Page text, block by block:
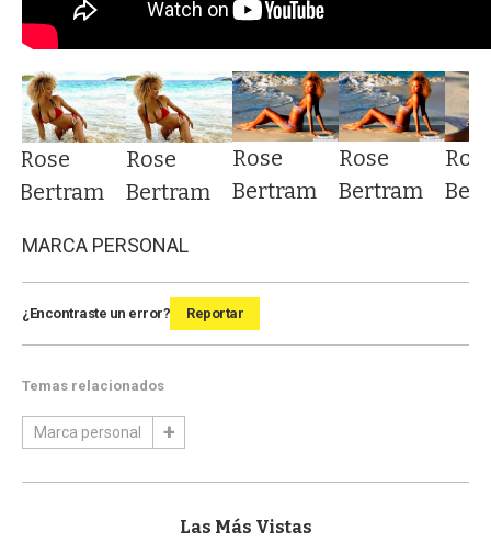
Rose
Bertram
Rose
Bertram
Rose
Bertram
Rose
Bertram
MARCA PERSONAL
¿Encontraste un error? Reportar
Temas relacionados
Marca personal
Las Más Vistas